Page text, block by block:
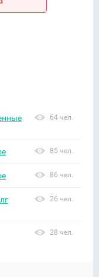
64 чел.
85 чел.
86 чел.
26 чел.
28 чел.